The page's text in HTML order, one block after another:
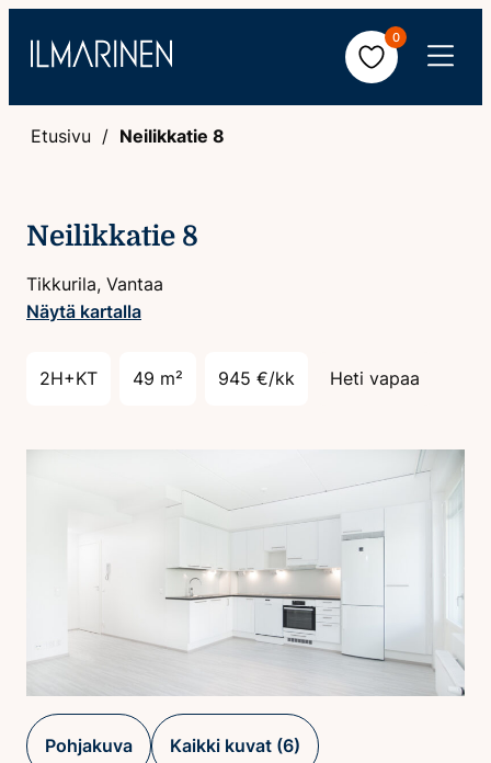
sisältöön
0
Avaa
valikko
Etusivu Neilikkatie 8
Neilikkatie 8
Tikkurila, Vantaa
Näytä kartalla
2H+KT 49 m² 945 €/kk Heti vapaa
Pohjakuva Kaikki kuvat (6)